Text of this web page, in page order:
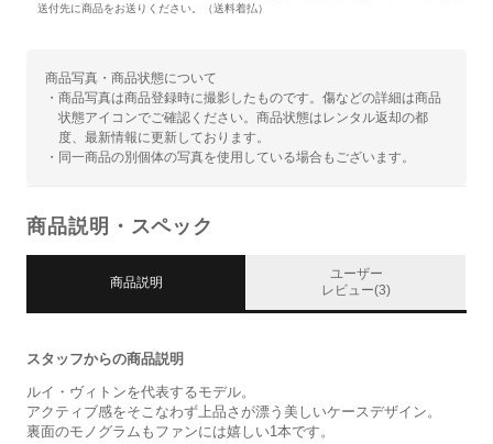
送付先に商品をお送りください。（送料着払）
商品写真・商品状態について
・商品写真は商品登録時に撮影したものです。傷などの詳細は商品
状態アイコンでご確認ください。商品状態はレンタル返却の都
度、最新情報に更新しております。
・同一商品の別個体の写真を使用している場合もございます。
商品説明・スペック
商品説明
ユーザー
レビュー(3)
スタッフからの商品説明
ルイ・ヴィトンを代表するモデル。
アクティブ感をそこなわず上品さが漂う美しいケースデザイン。
裏面のモノグラムもファンには嬉しい1本です。